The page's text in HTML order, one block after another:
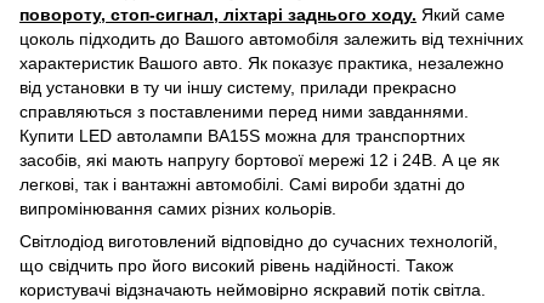
повороту, стоп-сигнал, ліхтарі заднього ходу. Який саме
цоколь підходить до Вашого автомобіля залежить від технічних
характеристик Вашого авто. Як показує практика, незалежно
від установки в ту чи іншу систему, прилади прекрасно
справляються з поставленими перед ними завданнями.
Купити LED автолампи BA15S можна для транспортних
засобів, які мають напругу бортової мережі 12 і 24В. А це як
легкові, так і вантажні автомобілі. Самі вироби здатні до
випромінювання самих різних кольорів.
Світлодіод виготовлений відповідно до сучасних технологій,
що свідчить про його високий рівень надійності. Також
користувачі відзначають неймовірно яскравий потік світла.